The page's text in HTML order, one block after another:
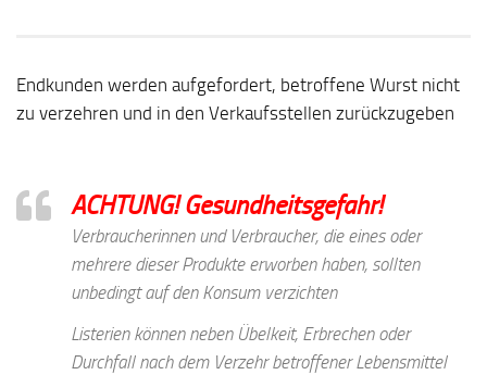
Endkunden werden aufgefordert, betroffene Wurst nicht
zu verzehren und in den Verkaufsstellen zurückzugeben
ACHTUNG! Gesundheitsgefahr!
Verbraucherinnen und Verbraucher, die eines oder
mehrere dieser Produkte erworben haben, sollten
unbedingt auf den Konsum verzichten
Listerien können neben Übelkeit, Erbrechen oder
Durchfall nach dem Verzehr betroffener Lebensmittel